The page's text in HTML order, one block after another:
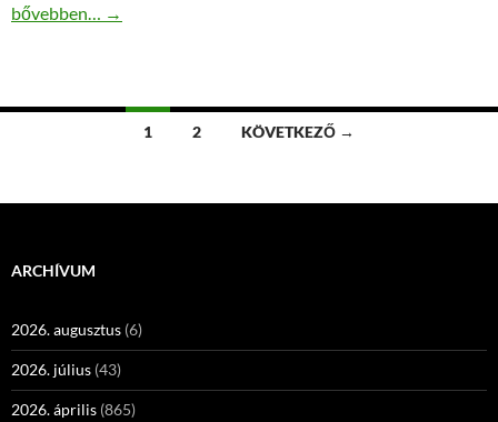
Talajtömörítés profi gépekkel
bővebben… →
Bejegyzések
1 2 KÖVETKEZŐ →
ARCHÍVUM
2026. augusztus (6)
2026. július (43)
2026. április (865)